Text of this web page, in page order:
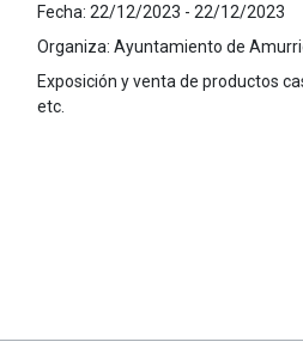
Fecha: 22/12/2023 - 22/12/2023
Organiza: Ayuntamiento de
Exposición y venta de productos
etc.